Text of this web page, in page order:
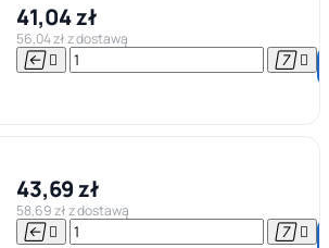
41,04 zł
56,04 zł z dostawą
   
43,69 zł
58,69 zł z dostawą
   